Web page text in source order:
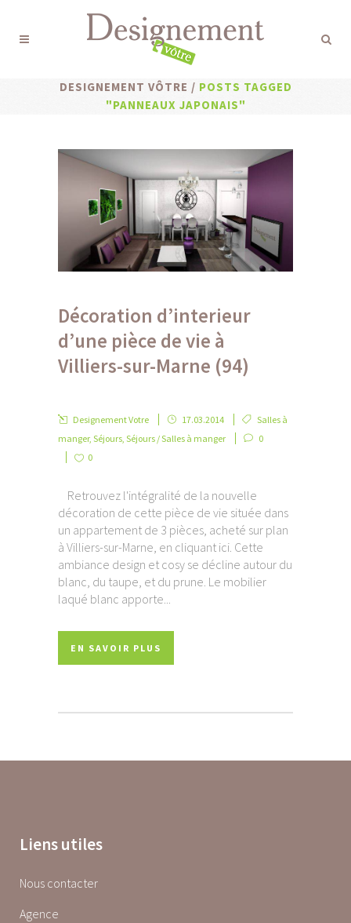
DESIGNEMENT VÔTRE / POSTS TAGGED
"PANNEAUX JAPONAIS"
Décoration d’interieur
d’une pièce de vie à
Villiers-sur-Marne (94)
Designement Votre 17.03.2014
Salles à
manger, Séjours, Séjours / Salles à manger
0
0
Retrouvez l'intégralité de la nouvelle
décoration de cette pièce de vie située dans
un appartement de 3 pièces, acheté sur plan
à Villiers-sur-Marne, en cliquant ici. Cette
ambiance design et cosy se décline autour du
blanc, du taupe, et du prune. Le mobilier
laqué blanc apporte...
EN SAVOIR PLUS
Liens utiles
Nous contacter
Agence